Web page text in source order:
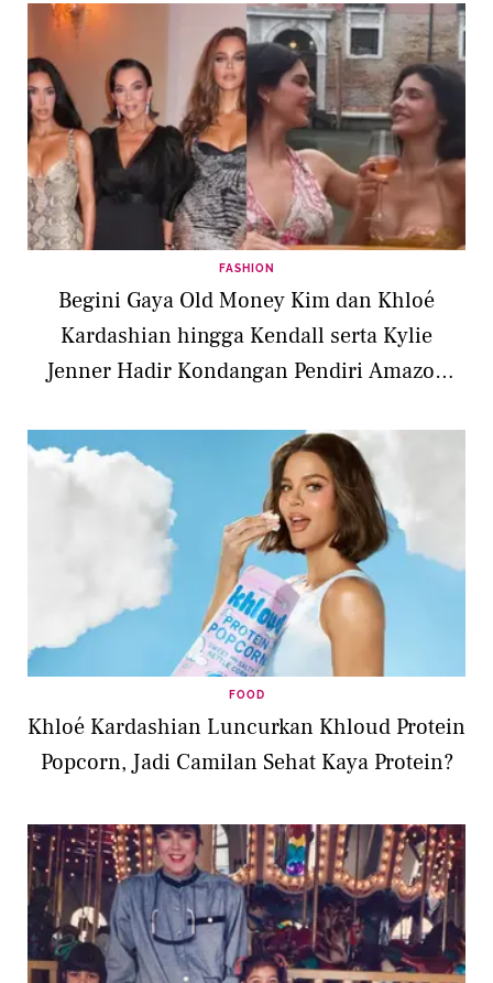
FASHION
Begini Gaya Old Money Kim dan Khloé
Kardashian hingga Kendall serta Kylie
Jenner Hadir Kondangan Pendiri Amazon
FOOD
Khloé Kardashian Luncurkan Khloud Protein
Popcorn, Jadi Camilan Sehat Kaya Protein?